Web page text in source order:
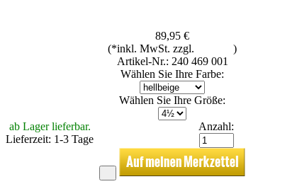
89,95 €
(*inkl. MwSt. zzgl.
)
Artikel-Nr.: 240 469 001
Wählen Sie Ihre Farbe:
Wählen Sie Ihre Größe:
ab Lager lieferbar.
Lieferzeit: 1-3 Tage
Anzahl: